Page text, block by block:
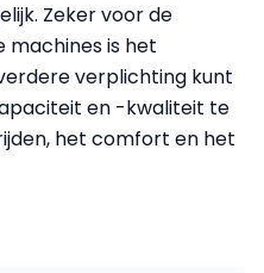
Zeker voor de
is het
verplichting kunt
en -kwaliteit te
het comfort en het